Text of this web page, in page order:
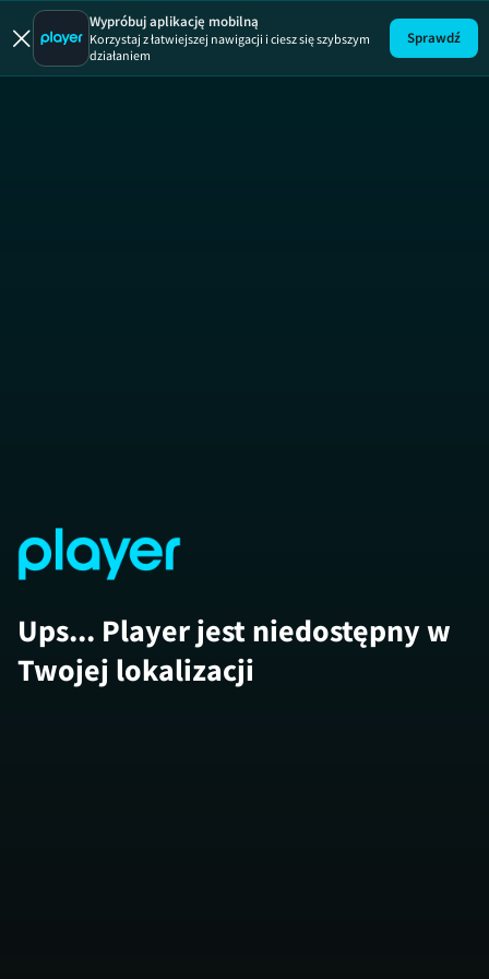
Wypróbuj aplikację mobilną
Korzystaj z łatwiejszej nawigacji i ciesz się szybszym
działaniem
Sprawdź
Ups... Player jest niedostępny w
Twojej lokalizacji